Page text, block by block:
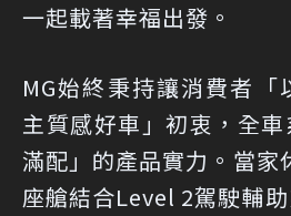
一起載著幸福出發。
MG始終秉持讓消費者「
主質感好車」初衷，全
滿配」的產品實力。當家
座艙結合Level 2駕駛輔